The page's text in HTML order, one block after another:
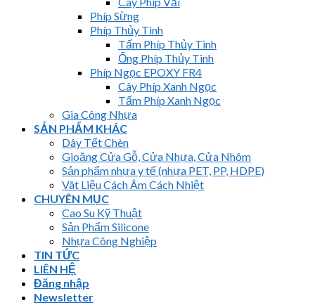
Phíp Sừng
Phíp Thủy Tinh
Tấm Phíp Thủy Tinh
Ống Phíp Thủy Tinh
Phíp Ngọc EPOXY FR4
Cây Phíp Xanh Ngọc
Tấm Phíp Xanh Ngọc
Gia Công Nhựa
SẢN PHẨM KHÁC
Dây Tết Chèn
Gioăng Cửa Gỗ, Cửa Nhựa, Cửa Nhôm
Sản phẩm nhựa y tế (nhựa PET, PP, HDPE)
Vât Liệu Cách Âm Cách Nhiệt
CHUYÊN MỤC
Cao Su Kỹ Thuật
Sản Phẩm Silicone
Nhựa Công Nghiệp
TIN TỨC
LIÊN HỆ
Đăng nhập
Newsletter